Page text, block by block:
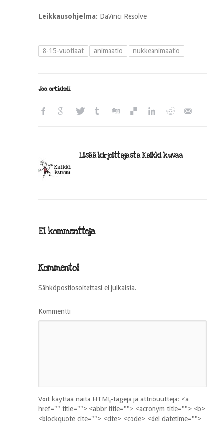
Leikkausohjelma: DaVinci Resolve
8-15-vuotiaat animaatio nukkeanimaatio
Jaa artikkeli
Lisää kirjoittajasta Kaikki kuvaa
Ei kommentteja
Kommentoi
Sähköpostiosoitettasi ei julkaista.
Kommentti
Voit käyttää näitä HTML-tageja ja attribuutteja: <a
href="" title=""> <abbr title=""> <acronym title=""> <b>
<blockquote cite=""> <cite> <code> <del datetime="">